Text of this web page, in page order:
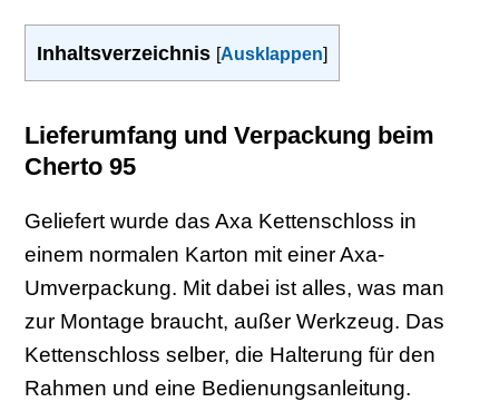
Inhaltsverzeichnis [Ausklappen]
Lieferumfang und Verpackung beim
Cherto 95
Geliefert wurde das Axa Kettenschloss in
einem normalen Karton mit einer Axa-
Umverpackung. Mit dabei ist alles, was man
zur Montage braucht, außer Werkzeug. Das
Kettenschloss selber, die Halterung für den
Rahmen und eine Bedienungsanleitung.